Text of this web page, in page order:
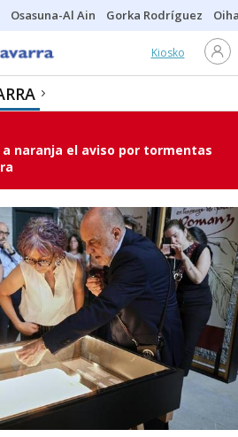
Osasuna-Al Ain Gorka Rodríguez
Kiosko
a naranja el aviso por tormentas